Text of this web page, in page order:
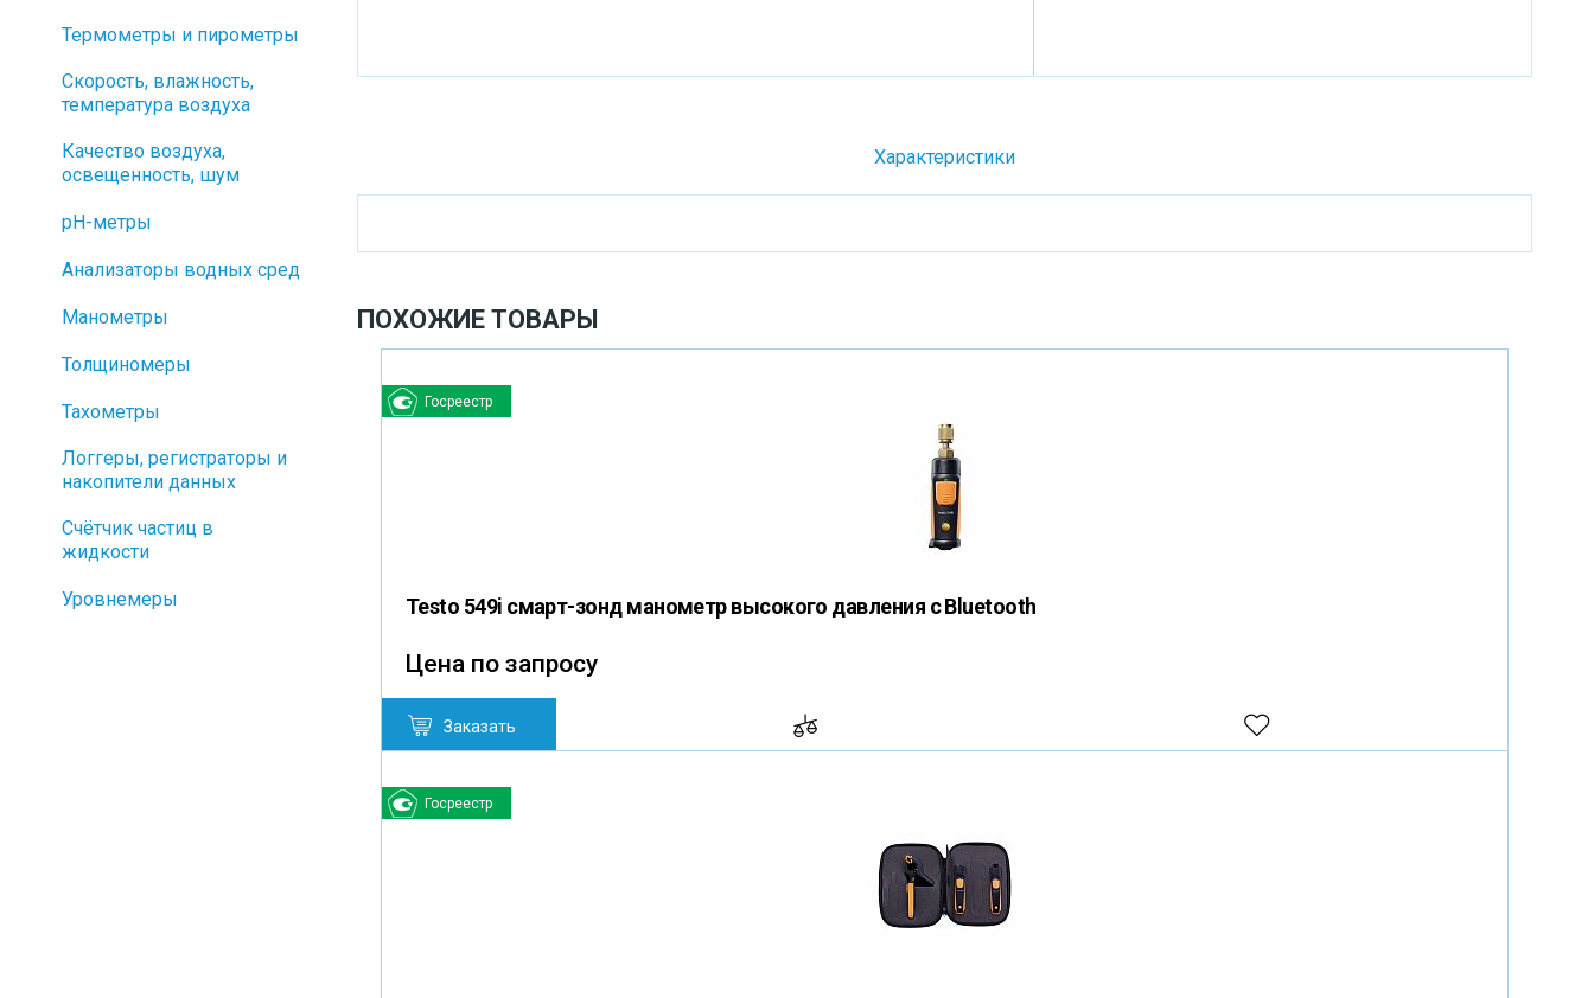
Характеристики
ПОХОЖИЕ ТОВАРЫ
Госреестр
Testo 549i смарт-зонд манометр высокого давления с Bluetooth
Цена по запросу
Заказать
Госреестр
Термометры и пирометры
Скорость, влажность,
температура воздуха
Качество воздуха,
освещенность, шум
pH-метры
Анализаторы водных сред
Манометры
Толщиномеры
Тахометры
Логгеры, регистраторы и
накопители данных
Cчётчик частиц в
жидкости
Уровнемеры